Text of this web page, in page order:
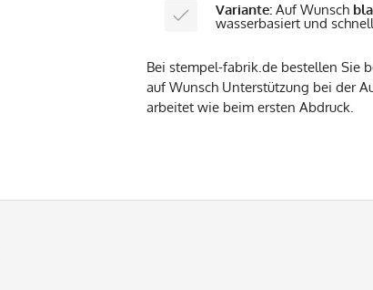
Variante: Auf Wunsch
wasserbasiert und
Bei stempel-fabrik.de bestellen Sie
auf Wunsch Unterstützung bei der
arbeitet wie beim ersten Abdruck.